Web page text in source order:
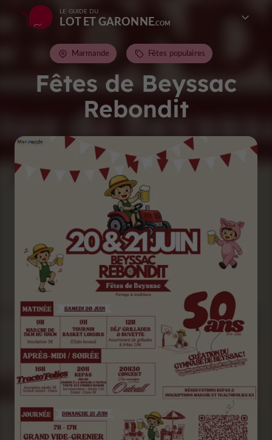
LE GUIDE DU
LOT ET GARONNE
Fêtes de Beyssac
Rebondit
Marmande Fêtes populaires